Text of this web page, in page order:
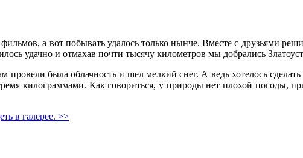
а вот побывать удалось только нынче. Вместе с друзьями
удачно и отмахав почти тысячу километров мы добрались
провели была облачность и шел мелкий снег. А ведь хотелось
килограммами. Как говориться, у природы нет плохой погоды,
в галерее. >>